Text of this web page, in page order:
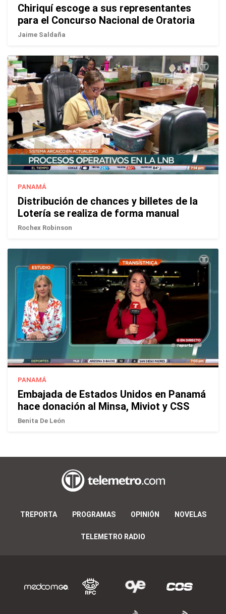
Chiriquí escoge a sus representantes
para el Concurso Nacional de Oratoria
Jaime Saldaña
PANAMÁ
Distribución de chances y billetes de la
Lotería se realiza de forma manual
Rochex Robinson
PANAMÁ
Embajada de Estados Unidos en Panamá
hace donación al Minsa, Miviot y CSS
Benita De León
TREPORTA PROGRAMAS OPINIÓN NOVELAS
TELEMETRO RADIO